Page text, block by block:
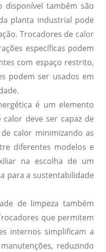
disponível também são
planta industrial pode
Trocadores de calor
específicas podem
com espaço restrito,
podem ser usados em
é um elemento
deve ser capaz de
calor minimizando as
diferentes modelos e
na escolha de um
para a sustentabilidade
de limpeza também
que permitem
internos simplificam a
reduzindo